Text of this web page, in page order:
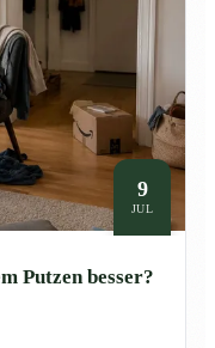
9
JUL
Putzen besser?